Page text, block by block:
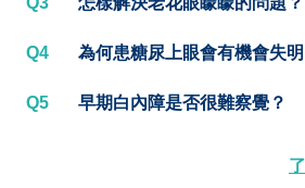
Q4 為何患糖尿上眼會有機會失明
Q5 早期白內障是否很難察覺？